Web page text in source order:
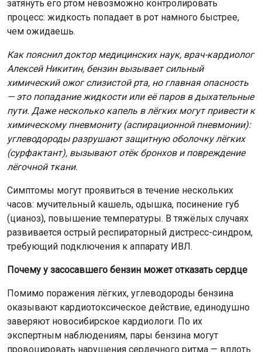
головокружение, спутанность сознания, эйфорию,
сменяющуюся заторможенностью. При попадании
более 50 мл бензина возможны судороги и кома.
Также страдают печень и почки — развивается
токсический гепатит и нефропатия. Особую опасность
представляет этилированный бензин, содержащий
тетраэтилсвинец — мощный нейротоксин,
вызывающий необратимые изменения психики.
Новосибирские эксперты: что делать при отравлении
Эксперты Новосибирского областного клинического
центра токсикологии в публичном интервью уверяют,
сибиряков, к сожалению, не редкость. По статистике,
токсикологическая служба региона ежегодно
регистрирует около 30 случаев тяжёлых отравлений
органическими растворителями и нефтепродуктами.
Особенностью новосибирской токсикологии является
значительная доля отравлений коррозивными
квалификации.
Если бензин всё же попал в рот или дыхательные пути,
врачи категорически не рекомендуют вызывать рвоту